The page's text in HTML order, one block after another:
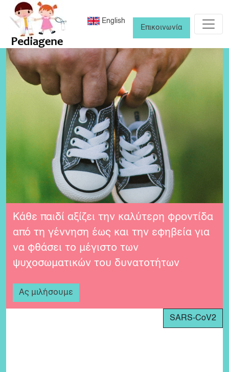
English
Επικοινωνία
Κάθε παιδί αξίζει την καλύτερη φροντίδα
από τη γέννηση έως και την εφηβεία για
να φθάσει το μέγιστο των
ψυχοσωματικών του δυνατοτήτων
Ας μιλήσουμε
SARS-CoV2